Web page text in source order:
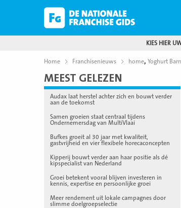
KIES HIER
Home Franchisenieuws home, Yoghurt Barn
MEEST GELEZEN
Audax laat herstel achter zich en bouwt verder
aan de toekomst
Samen groeien staat centraal tijdens
Ondernemersdag van MultiVlaai
Bufkes groeit al 30 jaar met kwaliteit,
gastvrijheid en vier flexibele horecaconcepten
Kipperij bouwt verder aan haar positie als dé
kipspecialist van Nederland
Groei betekent vooral blijven investeren in
kennis, expertise en persoonlijke groei
Meer rendement uit lokale campagnes door
slimme doelgroepselectie